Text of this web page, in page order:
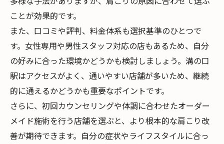
ことが効果的です。
また、口コミや評判、料金体系も選択基準のひとつで
す。女性専用や男性スタッフ対応の店もあるため、自分
の好みに合った環境かどうかも検討しましょう。溝の口
駅はアクセスがよく、通いやすい店舗が多いため、継続
的に通えるかどうかも重要なポイントです。
さらに、初回カウンセリングや体調に合わせたオーダー
メイド施術を行う店舗を選ぶと、より根本的な肩こり改
善が期待できます。自分の症状やライフスタイルに合っ